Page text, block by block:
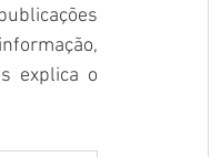
explica o